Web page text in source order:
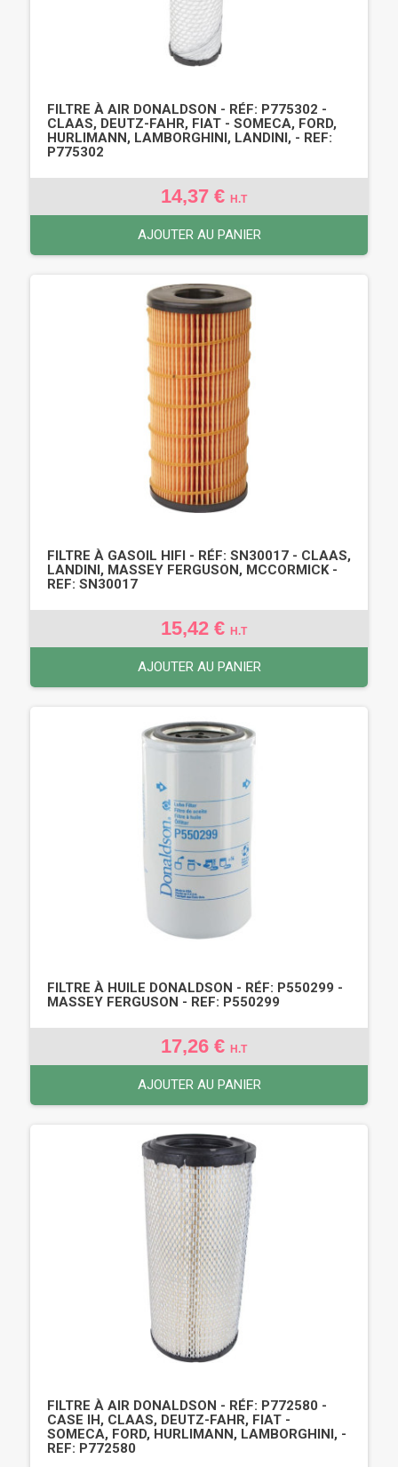
FILTRE À AIR DONALDSON - RÉF: P775302 -
CLAAS, DEUTZ-FAHR, FIAT - SOMECA, FORD,
HURLIMANN, LAMBORGHINI, LANDINI, - REF:
P775302
14,37 € H.T
AJOUTER AU PANIER
FILTRE À GASOIL HIFI - RÉF: SN30017 - CLAAS,
LANDINI, MASSEY FERGUSON, MCCORMICK -
REF: SN30017
15,42 € H.T
AJOUTER AU PANIER
FILTRE À HUILE DONALDSON - RÉF: P550299 -
MASSEY FERGUSON - REF: P550299
17,26 € H.T
AJOUTER AU PANIER
FILTRE À AIR DONALDSON - RÉF: P772580 -
CASE IH, CLAAS, DEUTZ-FAHR, FIAT -
SOMECA, FORD, HURLIMANN, LAMBORGHINI, -
REF: P772580